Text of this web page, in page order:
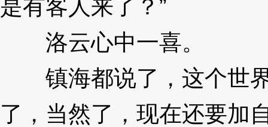
是有客人来了？”
洛云心中一喜。
镇海都说了，这个世界
了，当然了，现在还要加